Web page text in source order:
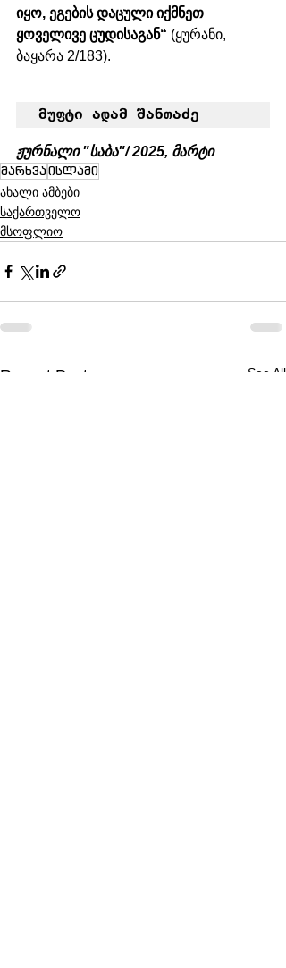
იყო, ეგების დაცული იქმნეთ
ყოველივე ცუდისაგან“ (ყურანი,
ბაყარა 2/183).
მუფტი ადამ შანთაძე
ჟურნალი "საბა"/ 2025, მარტი
მარხვაისლამი
ახალი ამბები
საქართველო
მსოფლიო
Recent Posts See All